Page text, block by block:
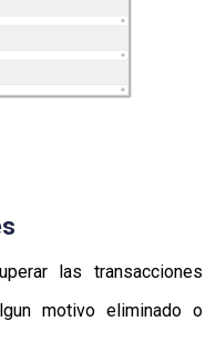
las transacciones
motivo eliminado o